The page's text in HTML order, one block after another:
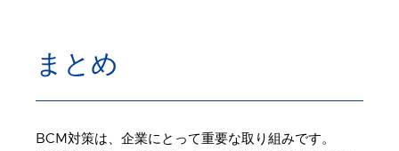
まとめ
BCM対策は、企業にとって重要な取り組みです。